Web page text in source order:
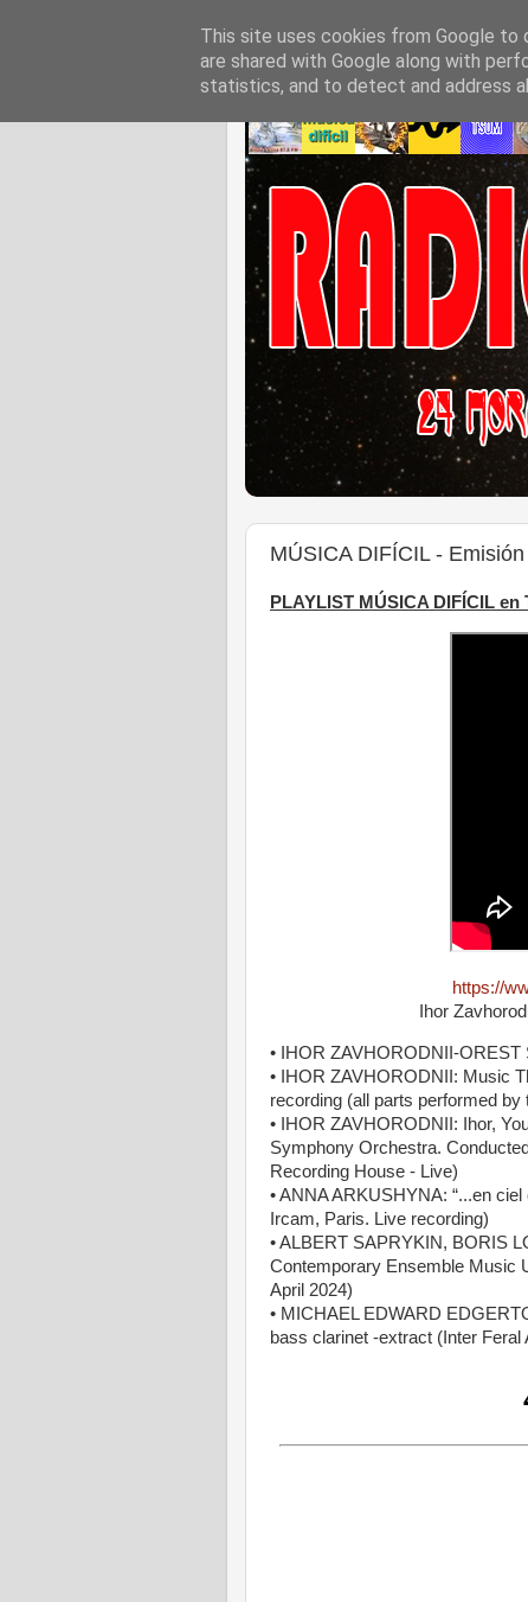
MÚSICA DIFÍCIL -
PLAYLIST MÚSICA DIFÍCIL
https://
Ihor
• IHOR ZAVHORODNII-
• IHOR ZAVHORODNII: Music
recording (all parts performed by
• IHOR ZAVHORODNII: Ihor,
Symphony Orchestra.
Recording House - Live)
• ANNA ARKUSHYNA: “...en
Ircam, Paris. Live recording)
• ALBERT SAPRYKIN, BORIS
Contemporary Ensemble Music
April 2024)
• MICHAEL EDWARD
bass clarinet -extract (Inter
This site uses cookies from Google to
are shared with Google along with
statistics, and to detect and address